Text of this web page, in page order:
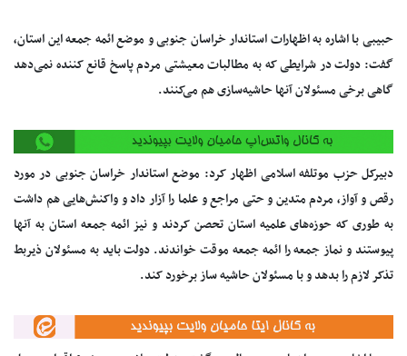
حبیبی با اشاره به اظهارات استاندار خراسان جنوبی و موضع ائمه جمعه این استان،
گفت: دولت در شرایطی که به مطالبات معیشتی مردم پاسخ قانع کننده نمی‌دهد
گاهی برخی مسئولان آنها حاشیه‌سازی هم می‌کنند.
دبیرکل حزب موتلفه اسلامی اظهار کرد: موضع استاندار خراسان جنوبی در مورد
رقص و آواز، مردم متدین و حتی مراجع و علما را آزار داد و واکنش‌هایی هم داشت
به طوری که حوزه‌های علمیه استان تحصن کردند و نیز ائمه جمعه استان به آنها
پیوستند و نماز جمعه را ائمه جمعه موقت خواندند. دولت باید به مسئولان ذیربط
تذکر لازم را بدهد و با مسئولان حاشیه ساز برخورد کند.